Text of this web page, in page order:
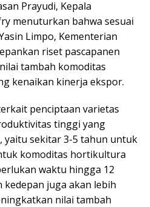
Prayudi, Kepala
menuturkan bahwa sesuai
Limpo, Kementerian
riset pascapanen
tambah komoditas
kenaikan kinerja ekspor.
penciptaan varietas
tinggi yang
yaitu sekitar 3-5 tahun untuk
komoditas hortikultura
waktu hingga 12
juga akan lebih
nilai tambah